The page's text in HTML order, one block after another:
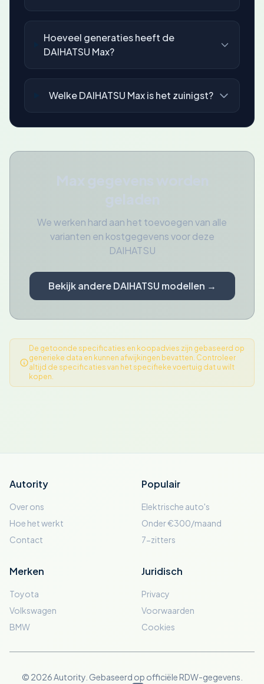
Hoeveel generaties heeft de
DAIHATSU Max?
Welke DAIHATSU Max is het zuinigst?
We werken hard aan het toevoegen van alle
varianten en kostgegevens voor deze
DAIHATSU
Bekijk andere DAIHATSU modellen →
De getoonde specificaties en koopadvies zijn gebaseerd op
generieke data en kunnen afwijkingen bevatten. Controleer
altijd de specificaties van het specifieke voertuig dat u wilt
kopen.
Autority
Over ons
Hoe het werkt
Contact
Populair
Elektrische auto's
Onder €300/maand
7-zitters
Merken
Toyota
Volkswagen
BMW
Juridisch
Privacy
Voorwaarden
Cookies
© 2026 Autority. Gebaseerd op officiële RDW-gegevens.